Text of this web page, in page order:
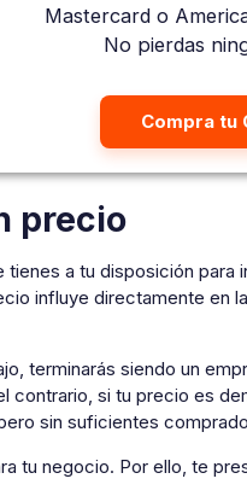
Mastercard o
No pierdas
Compra tu
precio
a tu disposición para
influye directamente en
terminarás siendo un
contrario, si tu precio es
sin suficientes
tu negocio. Por ello, te